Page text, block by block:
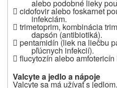
alebo podobné lieky
 cidofovir alebo foskarnet
infekciám.
 trimetoprim, kombinácia
dapsón (antibiotiká).
 pentamidín (liek na liečbu
pľúcnych infekcií).
 flucytozín alebo
Valcytea jedlo a nápoje
Valcytesa má užívať s